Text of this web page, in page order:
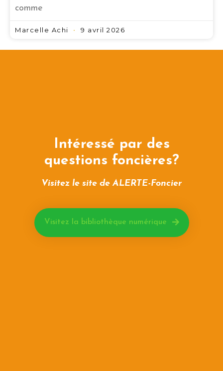
comme
Marcelle Achi 9 avril 2026
Intéressé par des
questions foncières?
Visitez le site de ALERTE-Foncier
Visitez la bibliothèque numérique